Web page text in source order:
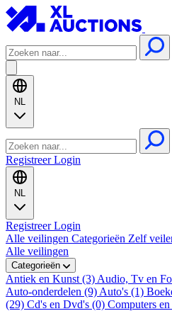
NL
RegistreerLogin
NL
RegistreerLogin
Alle veilingen Categorieën Zelf
Alle veilingen
Categorieën
Antiek en Kunst (3) Audio, Tv en
Auto-onderdelen (9) Auto's (1)
(29) Cd's en Dvd's (0) Computers